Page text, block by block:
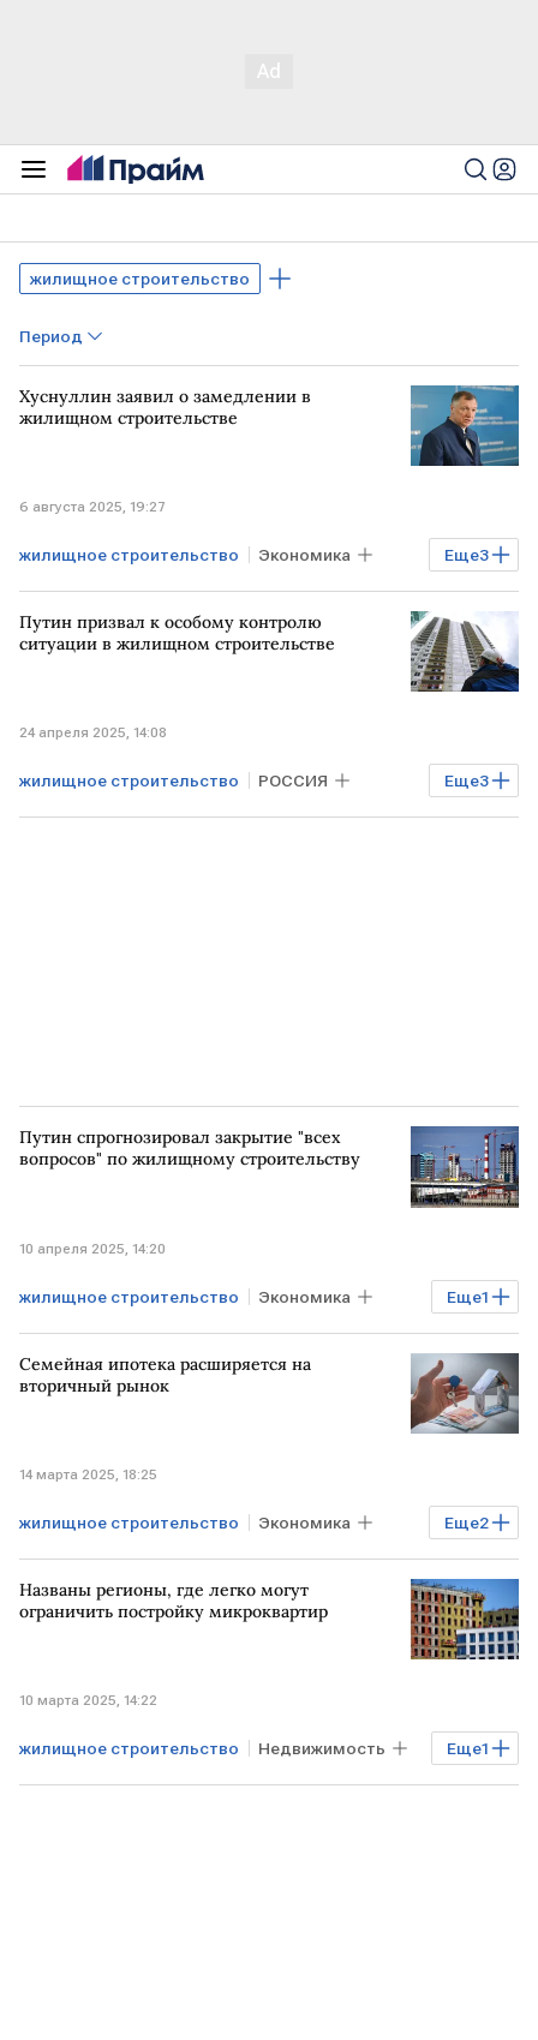
жилищное строительство
Период
Хуснуллин заявил о замедлении в
жилищном строительстве
6 августа 2025, 19:27
Еще3
жилищное строительство Экономика
Марат Хуснуллин замедление
заявление
Путин призвал к особому контролю
ситуации в жилищном строительстве
24 апреля 2025, 14:08
Еще3
жилищное строительство РОССИЯ
Владимир Путин Недвижимость
Путин спрогнозировал закрытие "всех
вопросов" по жилищному строительству
10 апреля 2025, 14:20
Еще1
жилищное строительство Экономика
Владимир Путин
Семейная ипотека расширяется на
вторичный рынок
14 марта 2025, 18:25
Еще2
жилищное строительство Экономика
Минфин РФ семейная ипотека
Названы регионы, где легко могут
ограничить постройку микроквартир
10 марта 2025, 14:22
Еще1
жилищное строительство Недвижимость
квартиры